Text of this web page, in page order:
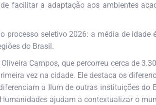
facilitar a adaptação aos ambientes
processo seletivo 2026: a média de
do Brasil.
Campos, que percorreu cerca de
vez na cidade. Ele destaca os
a Ilum de outras instituições
ajudam a contextualizar o